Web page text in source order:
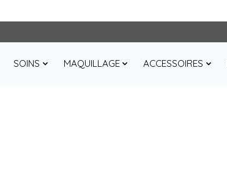
SOINS MAQUILLAGE ACCESSOIRES